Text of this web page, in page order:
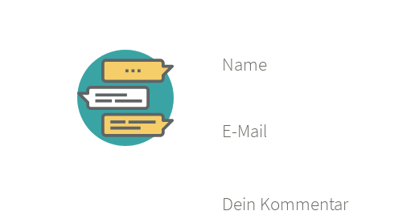
Name
E-Mail
Dein Kommentar